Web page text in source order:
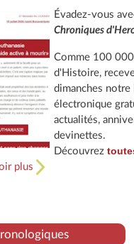
Évadez-vous
Chroniques
Comme 100 000
d'Histoire,
dimanches notre
électronique
actualités,
devinettes.
Découvrez
plus